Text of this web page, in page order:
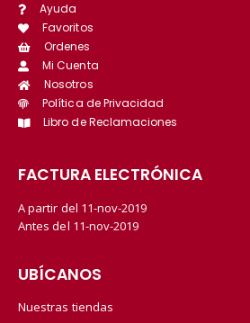
Ayuda
Favoritos
Ordenes
Mi Cuenta
Nosotros
Política de Privacidad
Libro de Reclamaciones
FACTURA ELECTRÓNICA
A partir del 11-nov-2019
Antes del 11-nov-2019
UBÍCANOS
Nuestras tiendas